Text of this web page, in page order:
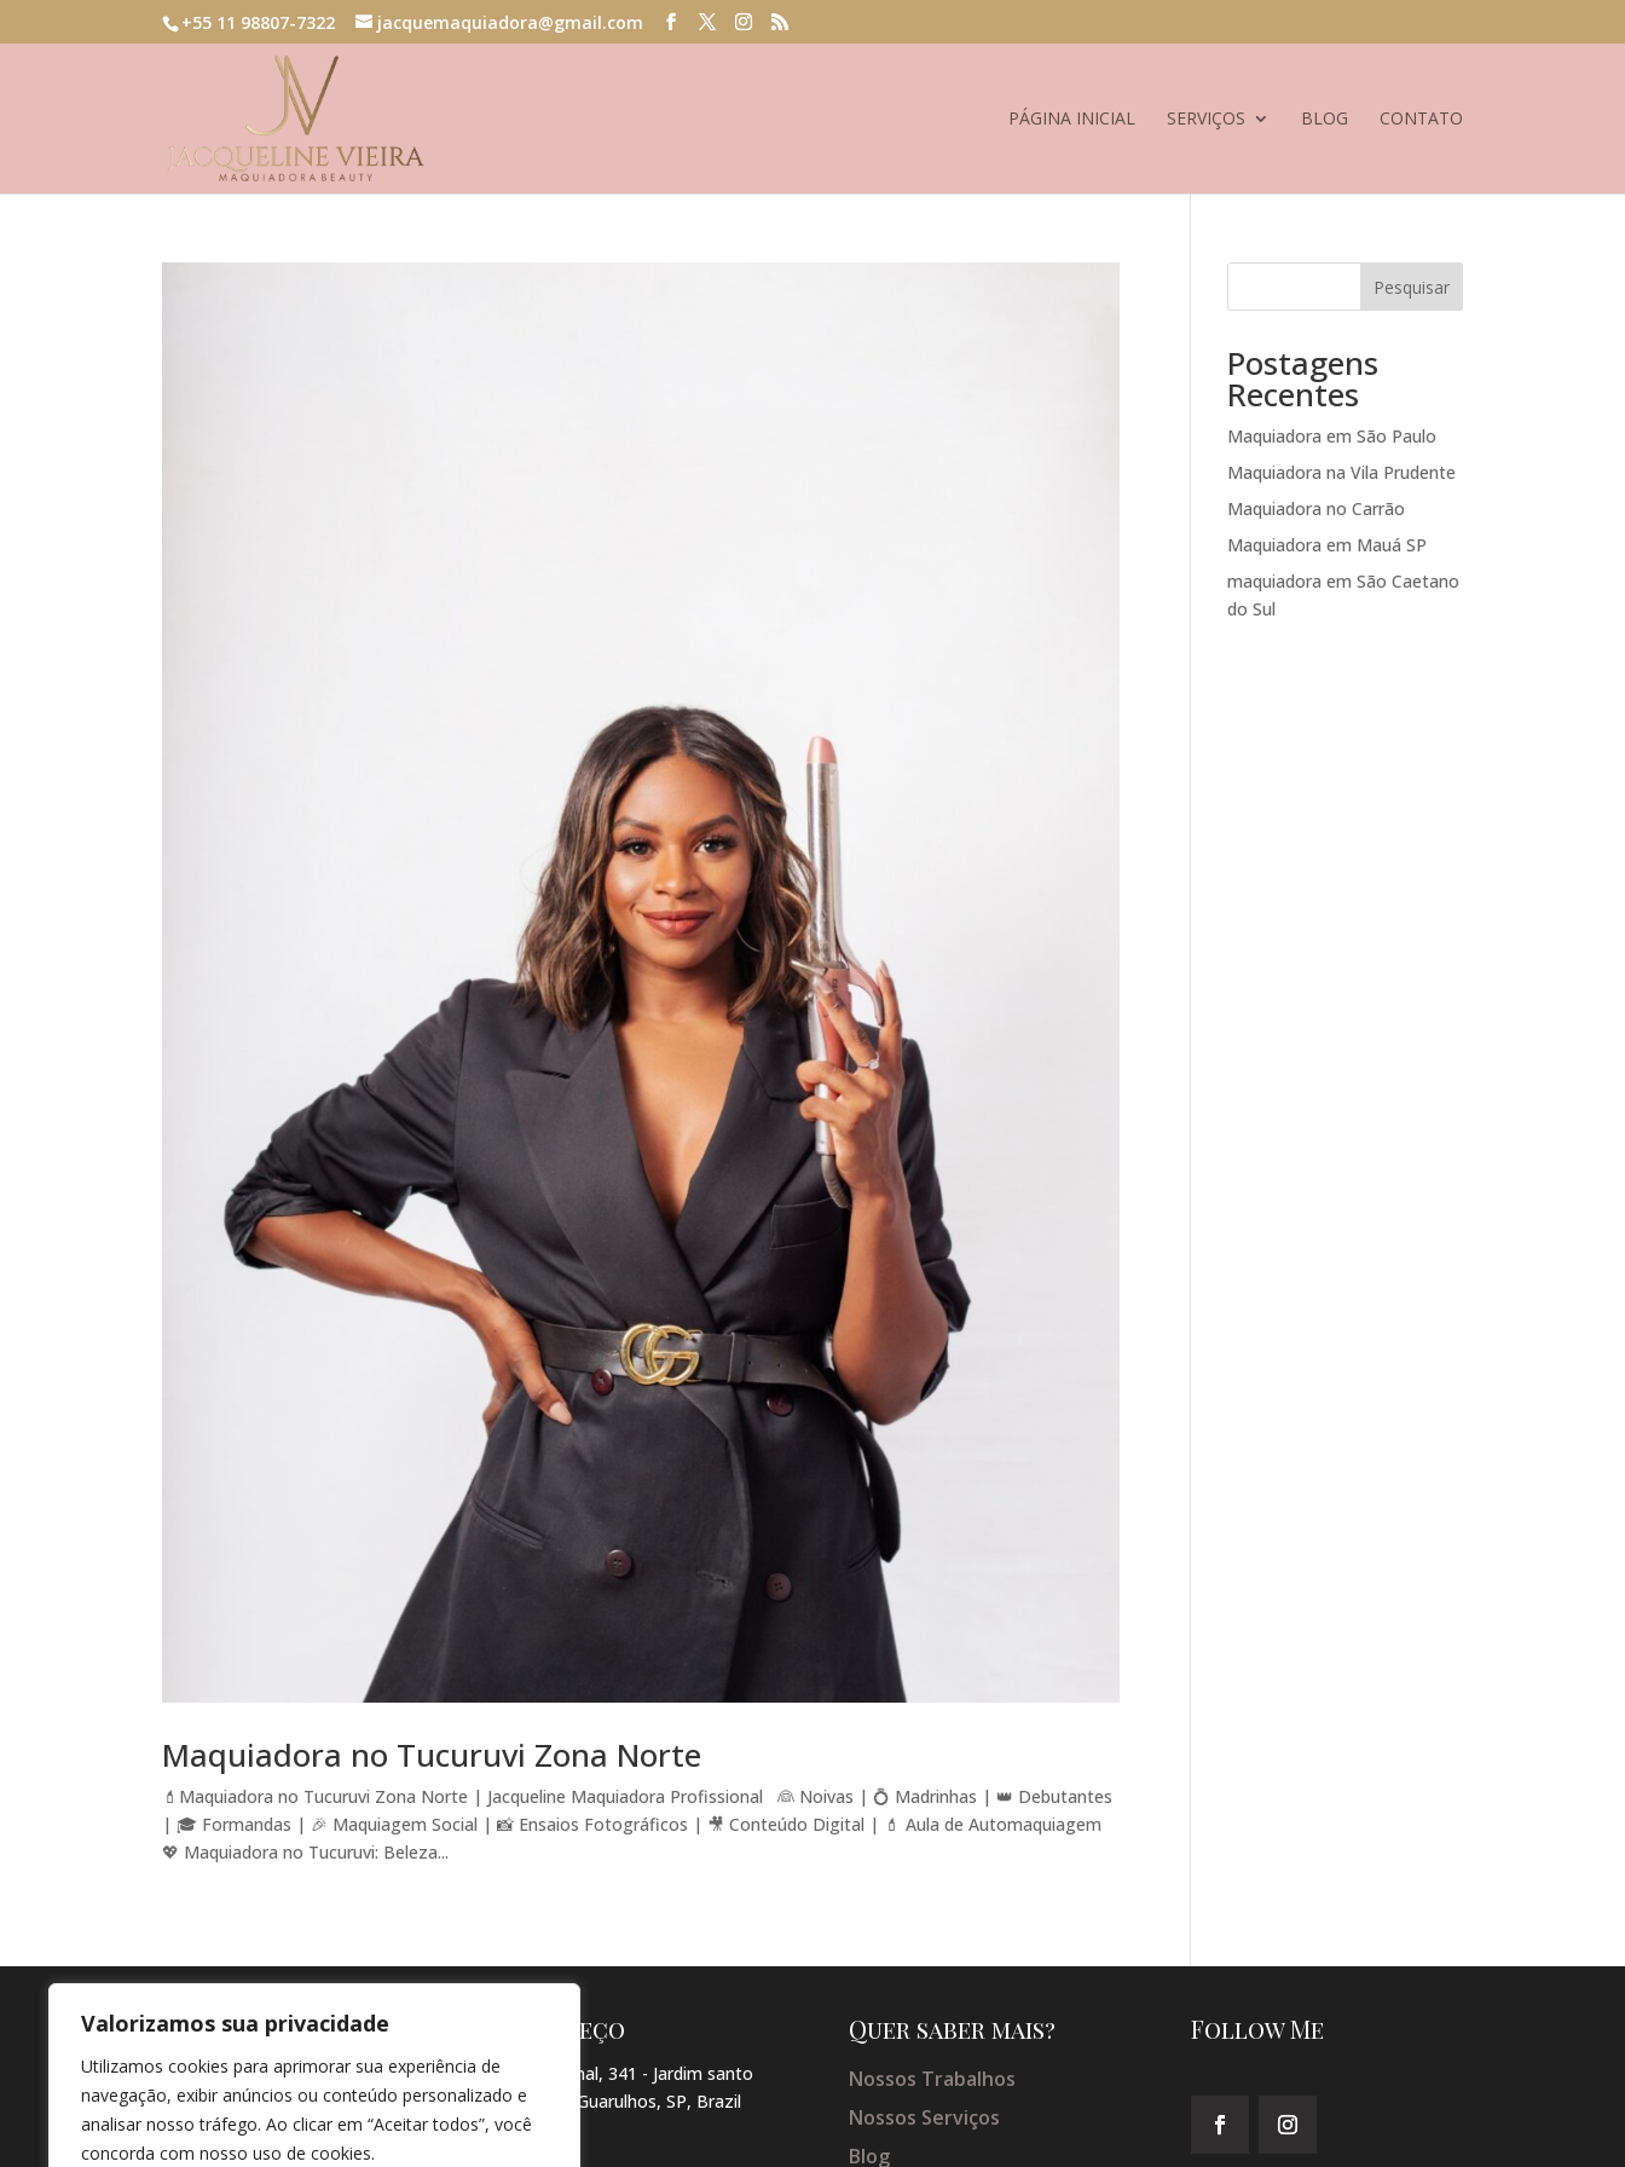
Valorizamos sua privacidade
Utilizamos cookies para aprimorar sua experiência de
navegação, exibir anúncios ou conteúdo personalizado e
analisar nosso tráfego. Ao clicar em “Aceitar todos”, você
concorda com nosso uso de cookies.
+55 11 98807-7322 jacquemaquiadora@gmail.com
PÁGINA INICIAL SERVIÇOS BLOG CONTATO
Maquiadora no Tucuruvi Zona Norte
💄Maquiadora no Tucuruvi Zona Norte | Jacqueline Maquiadora Profissional 👰 Noivas | 💍 Madrinhas | 👑 Debutantes
| 🎓 Formandas | 🎉 Maquiagem Social | 📸 Ensaios Fotográficos | 🎥 Conteúdo Digital | 💄 Aula de Automaquiagem
💖 Maquiadora no Tucuruvi: Beleza...
Pesquisar
Postagens
Recentes
Maquiadora em São Paulo
Maquiadora na Vila Prudente
Maquiadora no Carrão
Maquiadora em Mauá SP
maquiadora em São Caetano
do Sul
Agende agora
+55 11 98807-7322
Endereço
Av Marginal, 341 - Jardim santo
Afonso , Guarulhos, SP, Brazil
Quer saber mais?
Nossos Trabalhos
Nossos Serviços
Blog
Follow Me